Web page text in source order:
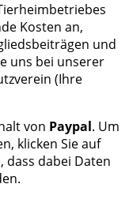
Kosten an,
und
uns bei unserer
(Ihre
von Paypal. Um
klicken Sie auf
dass dabei Daten